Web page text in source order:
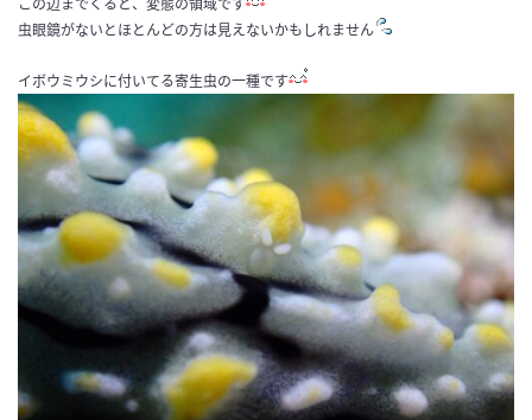
虫眼鏡がないとほとんどの方は見えないかもしれません
イボウミウシに付いてる寄生虫の一種です